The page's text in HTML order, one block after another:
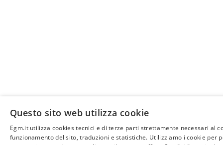
Questo sito web utilizza cookie
Egm.it utilizza cookies tecnici e di terze parti strettamente necessari al
funzionamento del sito, traduzioni e statistiche. Utilizziamo i cookie per